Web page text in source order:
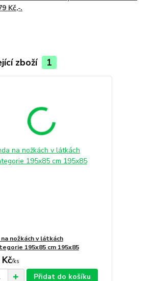
Kč,-.
zboží 1
nožkách v látkách
195x85 cm 195x85
/ks
Přidat do košíku